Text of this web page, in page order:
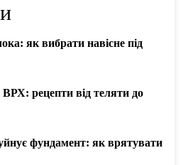
як вибрати навісне під
рецепти від теляти до
фундамент: як врятувати